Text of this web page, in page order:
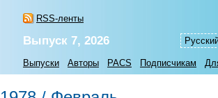
RSS-ленты
Выпуск 7, 2026
Выпуски Авторы PACS Подписчикам